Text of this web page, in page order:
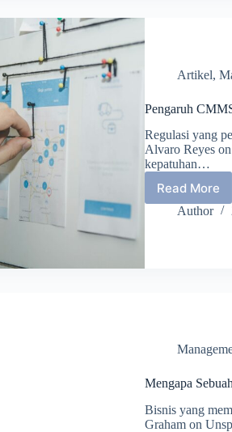
Artikel,
Pengaruh
Regulasi yang
Alvaro Reyes
kepatuhan…
Read More
CMMS
Author
Mengapa
Bisnis yang
Graham on